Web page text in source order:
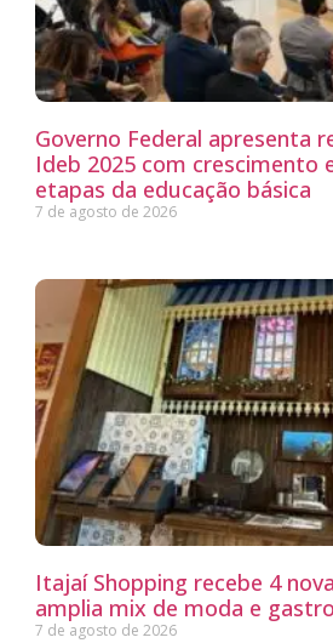
Governo Federal apresenta
Ideb 2025 com crescimento
etapas da educação básica
7 de agosto de 2026
Itajaí Shopping recebe 4
amplia mix de moda e
7 de agosto de 2026